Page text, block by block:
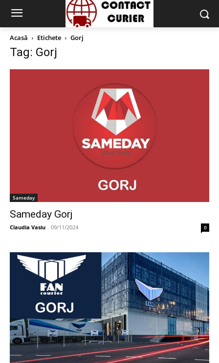
Acasă Etichete Gorj
Tag: Gorj
Sameday
Sameday Gorj
Claudia Vasiu - 09/11/2024 0